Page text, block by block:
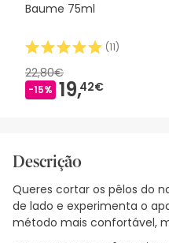
Baume 75ml
(11)
22,80€
-15% 19,42€
Descrição
Queres cortar os pêlos do
de lado e experimenta o
método mais confortável,